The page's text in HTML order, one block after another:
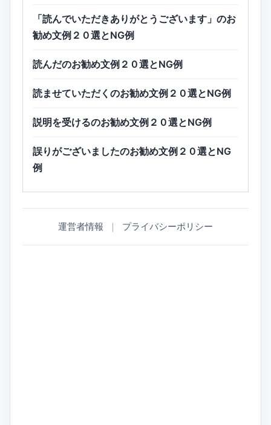
「読んでいただきありがとうございます」のお
勧め文例２０選とNG例
読んだのお勧め文例２０選とNG例
読ませていただくのお勧め文例２０選とNG例
説明を受けるのお勧め文例２０選とNG例
誤りがございましたのお勧め文例２０選とNG
例
運営者情報 ｜ プライバシーポリシー